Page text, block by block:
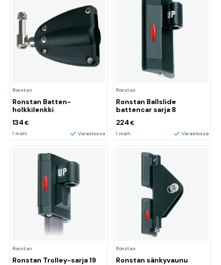
Ronstan
Ronstan Batten-
holkkilenkki
134 €
1 malli Varastossa
Ronstan
Ronstan Ballslide
battencar sarja 8
224 €
1 malli Varastossa
Ronstan
Ronstan Trolley-sarja 19
Ronstan
Ronstan sänkyvaunu